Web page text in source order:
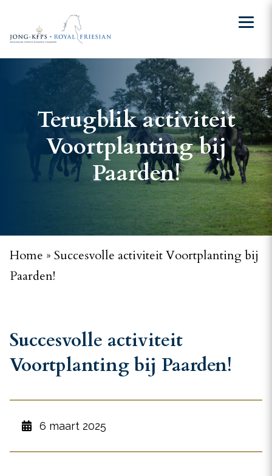
Terugblik activiteit
Voortplanting bij
Paarden!
Home » Succesvolle activiteit Voortplanting bij
Paarden!
Succesvolle activiteit
Voortplanting bij Paarden!
6 maart 2025